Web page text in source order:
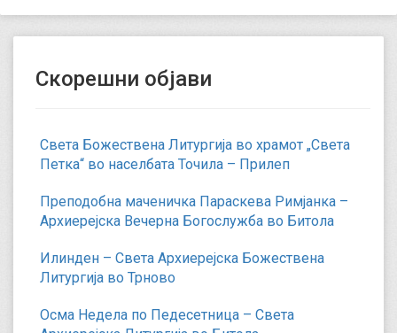
Скорешни објави
Света Божествена Литургија во храмот „Света
Петка“ во населбата Точила – Прилеп
Преподобна маченичка Параскева Римјанка –
Архиерејска Вечерна Богослужба во Битола
Илинден – Света Архиерејска Божествена
Литургија во Трново
Осма Недела по Педесетница – Света